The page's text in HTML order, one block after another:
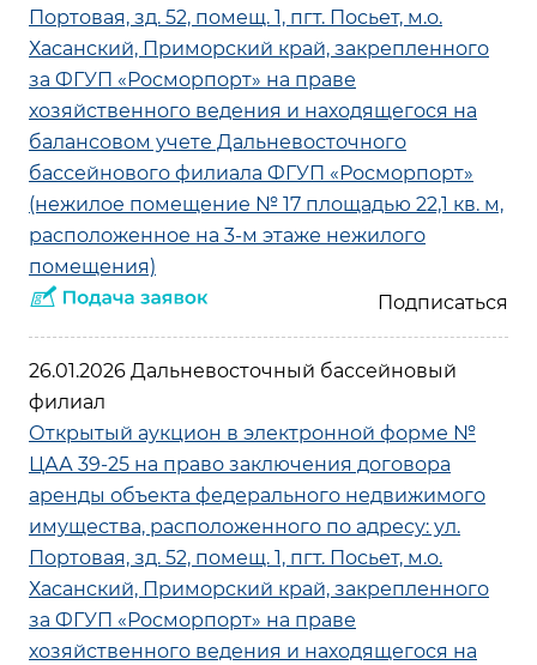
Портовая, зд. 52, помещ. 1, пгт. Посьет, м.о.
Хасанский, Приморский край, закрепленного
за ФГУП «Росморпорт» на праве
хозяйственного ведения и находящегося на
балансовом учете Дальневосточного
бассейнового филиала ФГУП «Росморпорт»
(нежилое помещение № 17 площадью 22,1 кв. м,
расположенное на 3-м этаже нежилого
помещения)
26.01.2026 Дальневосточный бассейновый
филиал
Открытый аукцион в электронной форме №
ЦАА 39-25 на право заключения договора
аренды объекта федерального недвижимого
имущества, расположенного по адресу: ул.
Портовая, зд. 52, помещ. 1, пгт. Посьет, м.о.
Хасанский, Приморский край, закрепленного
за ФГУП «Росморпорт» на праве
хозяйственного ведения и находящегося на